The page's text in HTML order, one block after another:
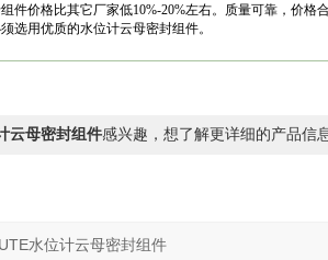
件价格比其它厂家低10%-20%左右。质量可靠，价格
选用优质的水位计云母密封组件。
云母密封组件感兴趣，想了解更详细的产品信